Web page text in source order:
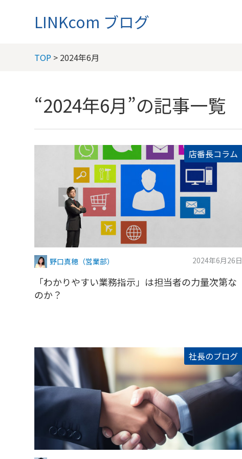
LINKcom ブログ
TOP > 2024年6月
“2024年6月”の記事一覧
店番長コラム
野口真穂（営業部） 2024年6月26日
「わかりやすい業務指示」は担当者の力量次第な
のか？
社長のブログ